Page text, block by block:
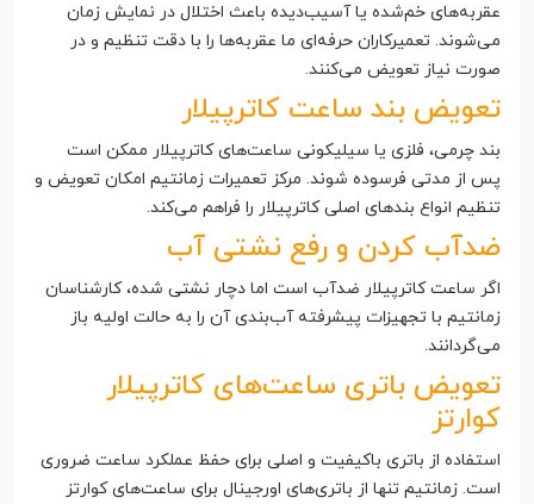
عقربه‌های خم‌شده یا آسیب‌دیده باعث اختلال در نمایش زمان
می‌شوند. تعمیرکاران حرفه‌ای ما عقربه‌ها را با دقت تنظیم و در
صورت نیاز تعویض می‌کنند.
تعویض بند ساعت کاترپیلار
بند چرمی، فلزی یا سیلیکونی ساعت‌های کاترپیلار ممکن است
پس از مدتی فرسوده شوند. مرکز تعمیرات زمانتیم امکان تعویض و
تنظیم انواع بندهای اصلی کاترپیلار را فراهم می‌کند.
ضدآب کردن و رفع نشتی آب
اگر ساعت کاترپیلار ضدآب است اما دچار نشتی شده، کارشناسان
زمانتیم با تجهیزات پیشرفته آب‌بندی آن را به حالت اولیه باز
می‌گردانند.
تعویض باتری ساعت‌های کاترپیلار
کوارتز
استفاده از باتری باکیفیت و اصلی برای حفظ عملکرد ساعت ضروری
است. زمانتیم تنها از باتری‌های اورجینال برای ساعت‌های کوارتز